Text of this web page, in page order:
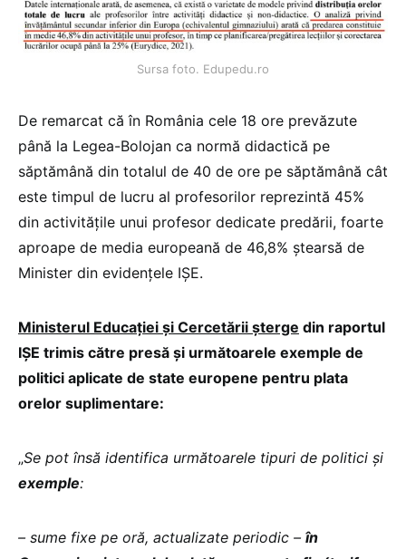
Sursa foto. Edupedu.ro
De remarcat că în România cele 18 ore prevăzute
până la Legea-Bolojan ca normă didactică pe
săptămână din totalul de 40 de ore pe săptămână cât
este timpul de lucru al profesorilor reprezintă 45%
din activitățile unui profesor dedicate predării, foarte
aproape de media europeană de 46,8% ștearsă de
Minister din evidențele IȘE.
Ministerul Educației și Cercetării șterge din raportul
IȘE trimis către presă și următoarele exemple de
politici aplicate de state europene pentru plata
orelor suplimentare:
„Se pot însă identifica următoarele tipuri de politici și
exemple:
– sume fixe pe oră, actualizate periodic – în